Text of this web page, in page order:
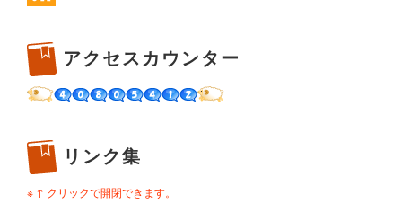
アクセスカウンター
リンク集
※ ↑ クリックで開閉できます。